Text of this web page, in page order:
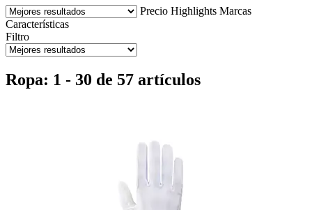
Precio Highlights Marcas
Características
Filtro
Ropa: 1 - 30 de 57 artículos